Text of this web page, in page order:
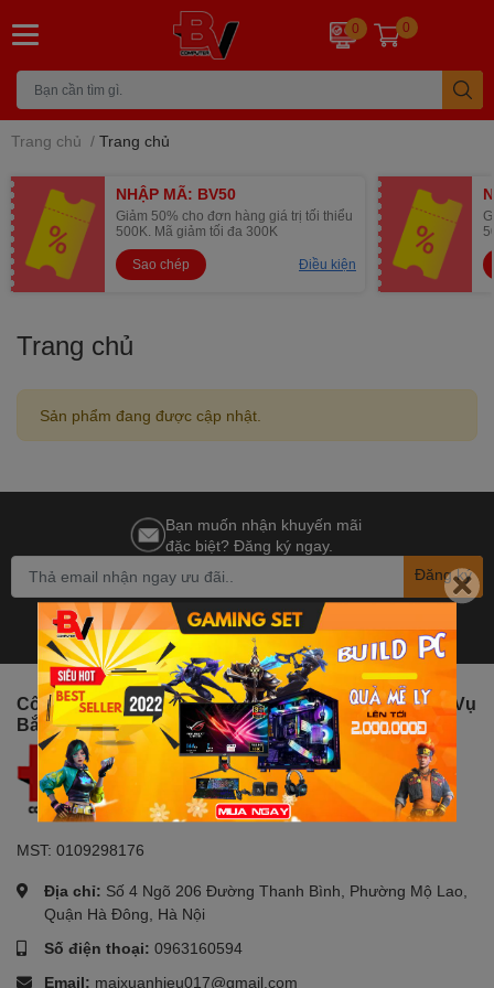
0 0
Trang chủ / Trang chủ
NHẬP MÃ: BV50
Giảm 50% cho đơn hàng giá trị tối thiểu
500K. Mã giảm tối đa 300K
Sao chép
Điều kiện
Trang chủ
Sản phẩm đang được cập nhật.
Bạn muốn nhận khuyến mãi
đặc biệt? Đăng ký ngay.
Đăng ký
Công Ty TNHH Đầu Tư Phát Triển Thương Mại Dịch Vụ
Bắc Việt
MST: 0109298176
Địa chỉ: Số 4 Ngõ 206 Đường Thanh Bình, Phường Mộ Lao,
Quận Hà Đông, Hà Nội
Số điện thoại: 0963160594
Email: maixuanhieu017@gmail.com